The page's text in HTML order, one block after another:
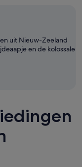
uit Nieuw-Zeeland
en de kolossale